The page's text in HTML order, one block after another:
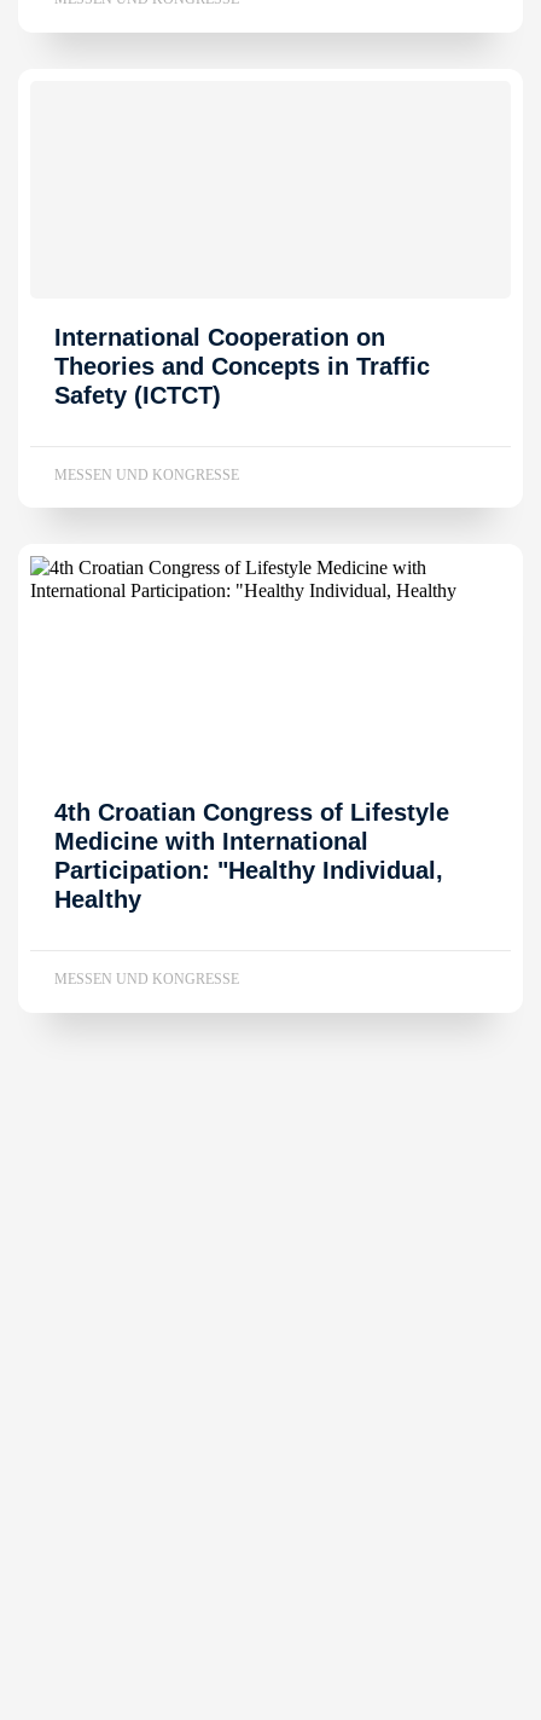
International Cooperation on
Theories and Concepts in Traffic
Safety (ICTCT)
MESSEN UND KONGRESSE
4th Croatian Congress of Lifestyle
Medicine with International
Participation: "Healthy Individual,
Healthy
MESSEN UND KONGRESSE